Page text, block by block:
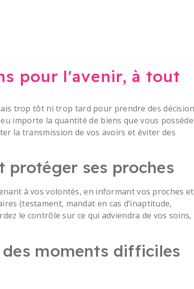
pour l'avenir, à tout
trop tôt ni trop tard pour prendre des
importe la quantité de biens que vous
la transmission de vos avoirs et éviter des
protéger ses proches
à vos volontés, en informant vos proches et
(testament, mandat en cas d’inaptitude,
le contrôle sur ce qui adviendra de vos soins,
moments difficiles